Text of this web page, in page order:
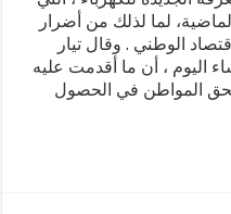
لما لذلك من أضرار
الوطني . وقال تيار
اليوم ، أن ما أقدمت عليه
لحق المواطن في الحصول